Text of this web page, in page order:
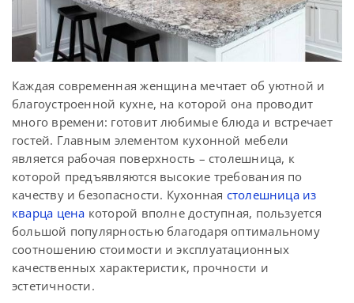
Каждая современная женщина мечтает об уютной и
благоустроенной кухне, на которой она проводит
много времени: готовит любимые блюда и встречает
гостей. Главным элементом кухонной мебели
является рабочая поверхность – столешница, к
которой предъявляются высокие требования по
качеству и безопасности. Кухонная столешница из
кварца цена которой вполне доступная, пользуется
большой популярностью благодаря оптимальному
соотношению стоимости и эксплуатационных
качественных характеристик, прочности и
эстетичности.